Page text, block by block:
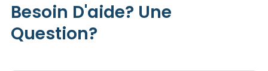
Besoin D'aide? Une
Question?